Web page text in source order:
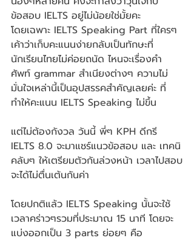
ข้อสอบ IELTS อยู่ไม่น้อยใช่มั้ยคะ
โดยเฉพาะ IELTS Speaking Part ที่ใครๆ
เค้าว่าเก็บคะแนนง่ายกลับเป็นทักษะที่
นักเรียนไทยไม่ค่อยถนัด ไหนจะเรื่องคำ
ศัพท์ grammar สำเนียงต่างๆ ความไม่
มั่นใจเหล่านี้เป็นอุปสรรคสำคัญเลยค่ะ ที่
ทำให้คะแนน IELTS Speaking ไม่ขึ้น
แต่ไม่ต้องกังวล วันนี้ พี่ๆ KPH ดีกรี
IELTS 8.0 จะมาแชร์แนวข้อสอบ และ เทคนิ
คลับๆ ให้เตรียมตัวกันล่วงหน้า เวลาไปสอบ
จะได้ไม่ตื่นเต้นกันค่า
โดยปกติแล้ว IELTS Speaking นั้นจะใช้
เวลาคร่าวๆรวมที่ประมาณ 15 นาที โดยจะ
แบ่งออกเป็น 3 parts ย่อยๆ คือ